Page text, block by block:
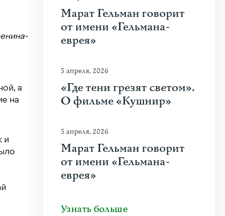
а
на
и
Марат Гельман говорит
от имени «Гельмана-
еврея»
5 апреля, 2026
«Где тени грезят светом».
О фильме «Кушнир»
5 апреля, 2026
Марат Гельман говорит
от имени «Гельмана-
еврея»
Узнать больше